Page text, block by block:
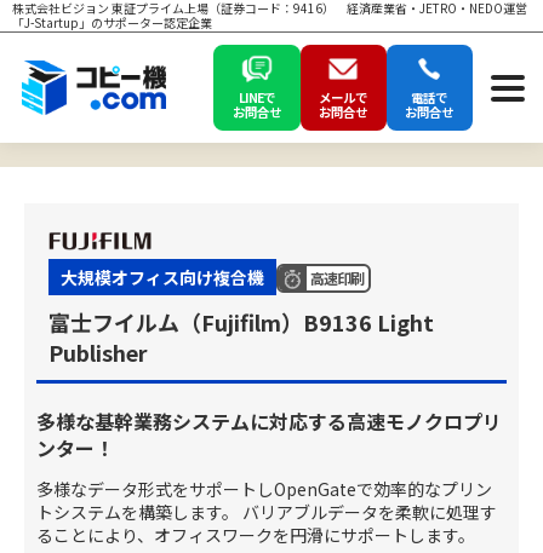
株式会社ビジョン 東証プライム上場（証券コード：9416） 経済産業省・JETRO・NEDO運営
「J-Startup」のサポーター認定企業
LINEで
お問合せ
メールで
お問合せ
電話で
お問合せ
大規模オフィス向け複合機 高速印刷
富士フイルム（Fujifilm）B9136 Light
Publisher
多様な基幹業務システムに対応する高速モノクロプリ
ンター！
多様なデータ形式をサポートしOpenGateで効率的なプリン
トシステムを構築します。 バリアブルデータを柔軟に処理す
ることにより、オフィスワークを円滑にサポートします。